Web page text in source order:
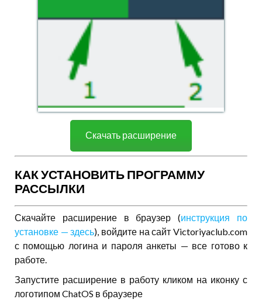
Скачать расширение
КАК УСТАНОВИТЬ ПРОГРАММУ
РАССЫЛКИ
Скачайте расширение в браузер (инструкция по
установке — здесь), войдите на сайт Victoriyaclub.com
с помощью логина и пароля анкеты — все готово к
работе.
Запустите расширение в работу кликом на иконку с
логотипом ChatOS в браузере